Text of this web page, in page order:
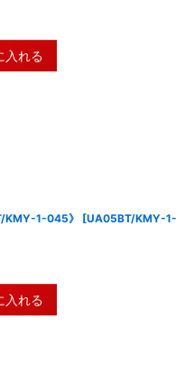
入れる
KMY-1-045》 [UA05BT/KMY-1-
入れる